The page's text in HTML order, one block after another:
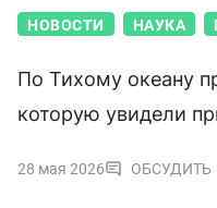
НОВОСТИ НАУКА
По Тихому океану
которую увидели
28 мая 2026 ОБСУДИТЬ